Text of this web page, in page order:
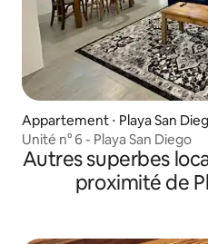
Appartement ⋅ Playa San
Unité n° 6 - Playa San Diego
Autres superbes
proximité de